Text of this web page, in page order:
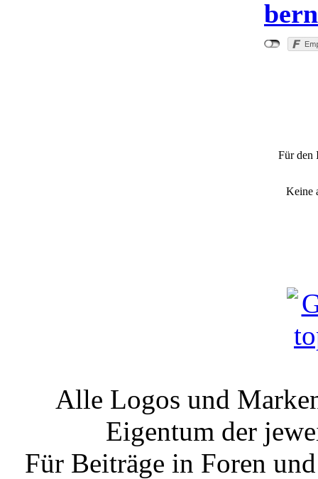
Für den
Keine
Alle Logos und
Eigentum der
Für Beiträge in Foren